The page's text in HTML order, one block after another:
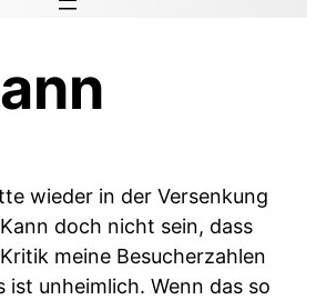
wieder in der Versenkung
doch nicht sein, dass
meine Besucherzahlen
ist unheimlich. Wenn das so